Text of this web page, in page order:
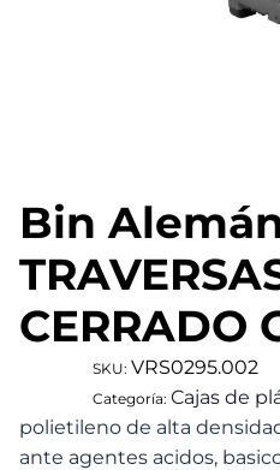
Bin
CERRADO
SKU: VRS0295.002
Categoría: Cajas de
polietileno de alta
ante agentes acidos,